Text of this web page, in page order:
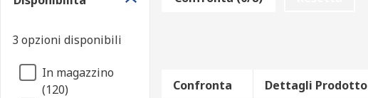
serracavo e protezioni RS ti offre la soluzione.
3 opzioni disponibili
In magazzino
(120)
Confronta Dettagli Prodotto